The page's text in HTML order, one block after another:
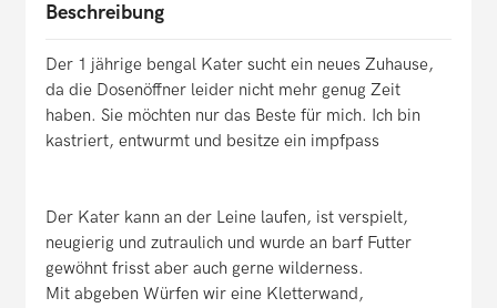
Beschreibung
Der 1 jährige bengal Kater sucht ein neues Zuhause,
da die Dosenöffner leider nicht mehr genug Zeit
haben. Sie möchten nur das Beste für mich. Ich bin
kastriert, entwurmt und besitze ein impfpass
Der Kater kann an der Leine laufen, ist verspielt,
neugierig und zutraulich und wurde an barf Futter
gewöhnt frisst aber auch gerne wilderness.
Mit abgeben Würfen wir eine Kletterwand,